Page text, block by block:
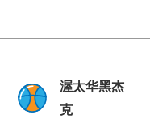
渥太华黑杰
克